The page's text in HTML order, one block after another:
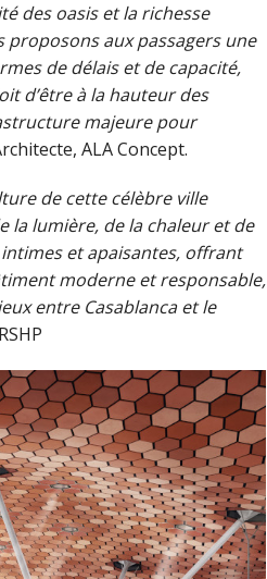
des oasis et la richesse
proposons aux passagers une
de délais et de capacité,
d’être à la hauteur des
majeure pour
ALA Concept.
de cette célèbre ville
la lumière, de la chaleur et de
intimes et apaisantes, offrant
moderne et responsable,
entre Casablanca et le